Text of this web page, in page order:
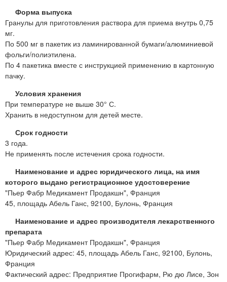
Форма выпуска
Гранулы для приготовления раствора для приема внутрь 0,75
мг.
По 500 мг в пакетик из ламинированной бумаги/алюминиевой
фольги/полиэтилена.
По 4 пакетика вместе с инструкцией применению в картонную
пачку.
Условия хранения
При температуре не выше 30° С.
Хранить в недоступном для детей месте.
Срок годности
3 года.
Не применять после истечения срока годности.
Наименование и адрес юридического лица, на имя
которого выдано регистрационное удостоверение
"Пьер Фабр Медикамент Продакшн", Франция
45, площадь Абель Ганс, 92100, Булонь, Франция
Наименование и адрес производителя лекарственного
препарата
"Пьер Фабр Медикамент Продакшн", Франция
Юридический адрес: 45, площадь Абель Ганс, 92100, Булонь,
Франция
Фактический адрес: Предприятие Прогифарм, Рю дю Лисе, Зон